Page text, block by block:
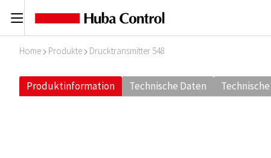
C
Home I Produkte I Drucktransmitter 548
Produktinformation Technische Daten